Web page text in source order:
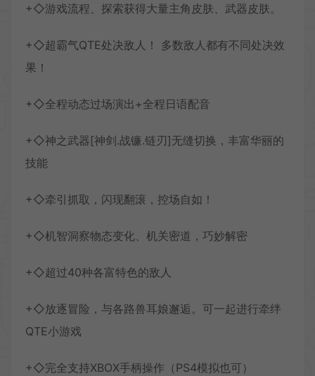
+◇游戏流程、探索获得大量主角皮肤、武器皮肤。
+◇超霸气QTE处决敌人！ 多数敌人都有不同处决效
果！
+◇全程动态过场演出+全程日语配音
+◇神之武器[神剑.战镰.链刃]无缝切换，丰富华丽的
技能
+◇牵引抓取，闪现翻滚，控场自如！
+◇机智洞察物态变化、机关密道，巧妙解密
+◇超过40种各富特色的敌人
+◇放逐冒险，与各路兽耳娘邂逅。可一起进行牵绊
QTE小游戏
+◇完全支持XBOX手柄操作（PS4模拟也可）